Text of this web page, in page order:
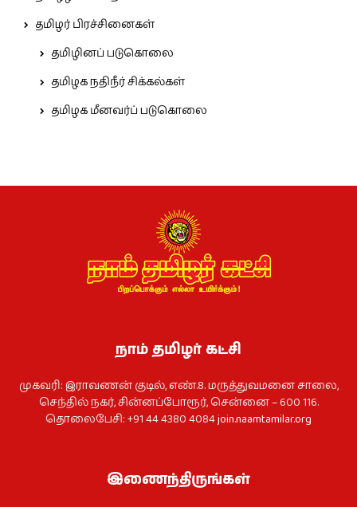
தமிழர் பிரச்சினைகள்
தமிழினப் படுகொலை
தமிழக நதிநீர் சிக்கல்கள்
தமிழக மீனவர்ப் படுகொலை
நாம் தமிழர் கட்சி
முகவரி: இராவணன் குடில், எண்.8. மருத்துவமனை சாலை,
செந்தில் நகர், சின்னப்போரூர், சென்னை – 600 116.
தொலைபேசி: +91 44 4380 4084join.naamtamilar.org
இணைந்திருங்கள்